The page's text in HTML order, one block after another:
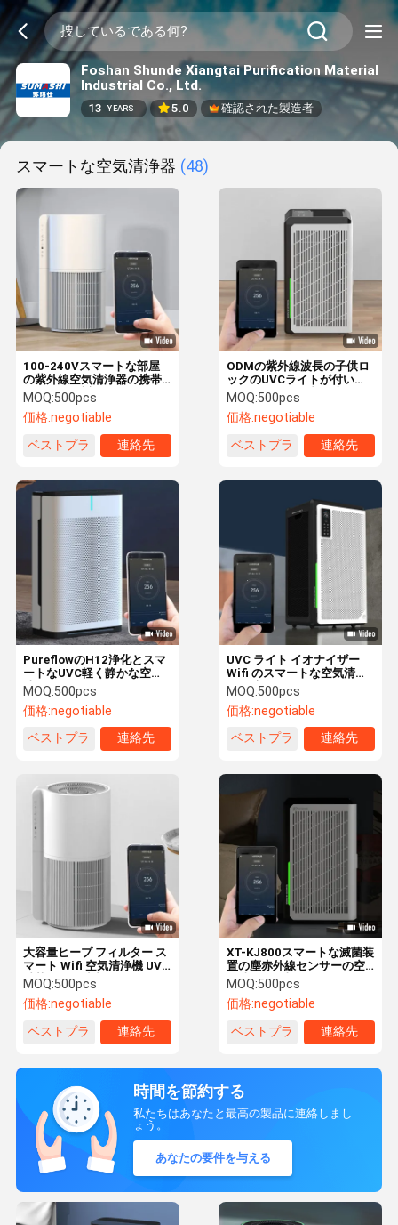
Foshan Shunde Xiangtai Purification Material
Industrial Co., Ltd.
13 YEARS 5.0 確認された製造者
スマートな空気清浄器 (48)
100-240Vスマートな部屋
の紫外線空気清浄器の携帯
用Hepaの洗剤40W
MOQ:500pcs
価格:negotiable
ベストプラ
連絡先
ODMの紫外線波長の子供ロ
ックのUVCライトが付いて
いるスマートな空気清浄器
MOQ:500pcs
価格:negotiable
ベストプラ
連絡先
PureflowのH12浄化とスマ
ートなUVC軽く静かな空気
清浄器
MOQ:500pcs
価格:negotiable
ベストプラ
連絡先
UVC ライト イオナイザー
Wifi のスマートな空気清浄
器の壁に取り付けられた
Hepa フィルター
MOQ:500pcs
価格:negotiable
ベストプラ
連絡先
大容量ヒープ フィルター ス
マート Wifi 空気清浄機 UV
滅菌および消毒
MOQ:500pcs
価格:negotiable
ベストプラ
連絡先
XT-KJ800スマートな滅菌装
置の塵赤外線センサーの空
気清浄器の加湿
MOQ:500pcs
価格:negotiable
ベストプラ
連絡先
時間を節約する
私たちはあなたと最高の製品に連絡しまし
ょう。
あなたの要件を与える